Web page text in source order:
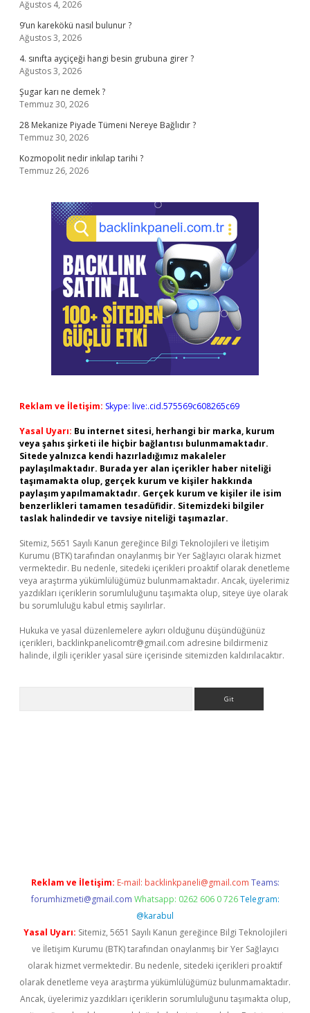
Ağustos 4, 2026
9’un karekökü nasıl bulunur ?
Ağustos 3, 2026
4. sınıfta ayçiçeği hangi besin grubuna girer ?
Ağustos 3, 2026
Şugar karı ne demek ?
Temmuz 30, 2026
28 Mekanize Piyade Tümeni Nereye Bağlıdır ?
Temmuz 30, 2026
Kozmopolit nedir inkılap tarihi ?
Temmuz 26, 2026
Reklam ve İletişim: Skype: live:.cid.575569c608265c69
Yasal Uyarı: Bu internet sitesi, herhangi bir marka, kurum
veya şahıs şirketi ile hiçbir bağlantısı bulunmamaktadır.
Sitede yalnızca kendi hazırladığımız makaleler
paylaşılmaktadır. Burada yer alan içerikler haber niteliği
taşımamakta olup, gerçek kurum ve kişiler hakkında
paylaşım yapılmamaktadır. Gerçek kurum ve kişiler ile isim
benzerlikleri tamamen tesadüfidir. Sitemizdeki bilgiler
taslak halindedir ve tavsiye niteliği taşımazlar.
Sitemiz, 5651 Sayılı Kanun gereğince Bilgi Teknolojileri ve İletişim
Kurumu (BTK) tarafından onaylanmış bir Yer Sağlayıcı olarak hizmet
vermektedir. Bu nedenle, sitedeki içerikleri proaktif olarak denetleme
veya araştırma yükümlülüğümüz bulunmamaktadır. Ancak, üyelerimiz
yazdıkları içeriklerin sorumluluğunu taşımakta olup, siteye üye olarak
bu sorumluluğu kabul etmiş sayılırlar.
Hukuka ve yasal düzenlemelere aykırı olduğunu düşündüğünüz
içerikleri, backlinkpanelicomtr@gmail.com adresine bildirmeniz
halinde, ilgili içerikler yasal süre içerisinde sitemizden kaldırılacaktır.
Reklam ve İletişim: E-mail: backlinkpaneli@gmail.com Teams:
forumhizmeti@gmail.com Whatsapp: 0262 606 0 726 Telegram:
@karabul
Yasal Uyarı: Sitemiz, 5651 Sayılı Kanun gereğince Bilgi Teknolojileri
ve İletişim Kurumu (BTK) tarafından onaylanmış bir Yer Sağlayıcı
olarak hizmet vermektedir. Bu nedenle, sitedeki içerikleri proaktif
olarak denetleme veya araştırma yükümlülüğümüz bulunmamaktadır.
Ancak, üyelerimiz yazdıkları içeriklerin sorumluluğunu taşımakta olup,